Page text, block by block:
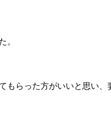
。
らった方がいいと思い、